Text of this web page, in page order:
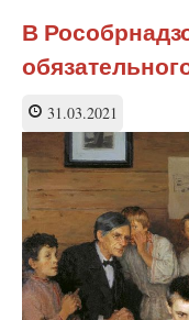
заявил,
что
надо
«за»
и
«против»
отмены
ЕГЭ
В
31.03.2021